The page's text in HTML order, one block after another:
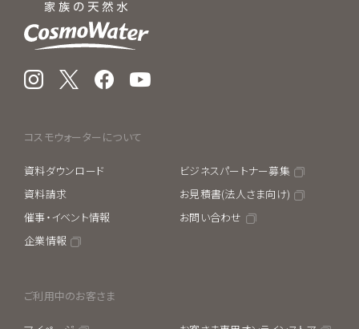
Instagram Facebook
コスモウォーターについて
資料ダウンロード
資料請求
催事・イベント情報
企業情報
ビジネスパートナー募集
お見積書(法人さま向け)
お問い合わせ
ご利用中のお客さま